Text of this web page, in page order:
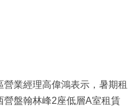
業經理高偉鴻表示，暑期租
盤翰林峰2座低層A室租賃